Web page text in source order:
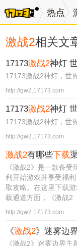
热点
激战2相关文
17173激战2神灯
17173激战2神灯，世
http://gw2.17173.com
17173激战2神灯
17173激战2神灯，世
http://gw2.17173.com
激战2有哪些下载
《激战2》是一款备
利开始游戏并享受福
取攻略。在这里下载
载通道方面，《激战2
http://gw2.17173.com
《激战2》迷雾边
《激战2》迷雾边界